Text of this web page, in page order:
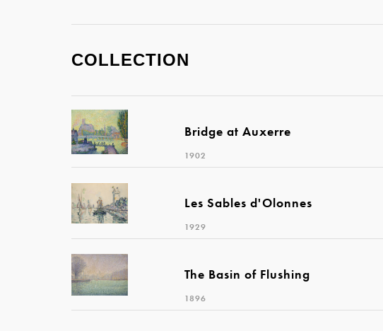
COLLECTION
Bridge at Auxerre
1902
Les Sables d'Olonnes
1929
The Basin of Flushing
1896